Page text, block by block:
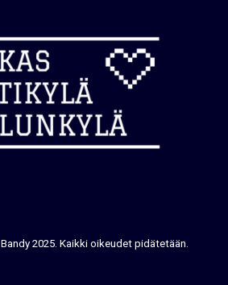
2025. Kaikki oikeudet pidätetään.